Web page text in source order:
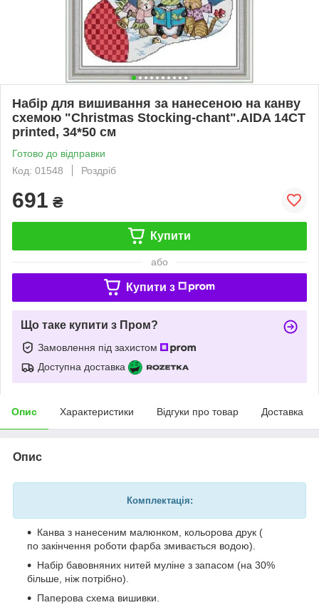
Набір для вишивання за нанесеною на канву
схемою "Christmas Stocking-chant".AIDA 14CT
printed, 34*50 см
Готово до відправки
Код: 01548
Роздріб
691 ₴
Купити
або
Купити з
Що таке купити з Пром?
Замовлення під захистом
Доступна доставка
Опис Характеристики Відгуки про товар Доставка
Опис
Комплектація:
Канва з нанесеним малюнком, кольорова друк (
по закінчення роботи фарба змивається водою).
Набір бавовняних нитей муліне з запасом (на 30%
більше, ніж потрібно).
Паперова схема вишивки.